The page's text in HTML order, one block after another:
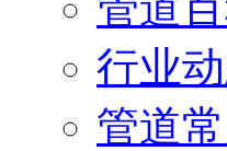
行业
管道